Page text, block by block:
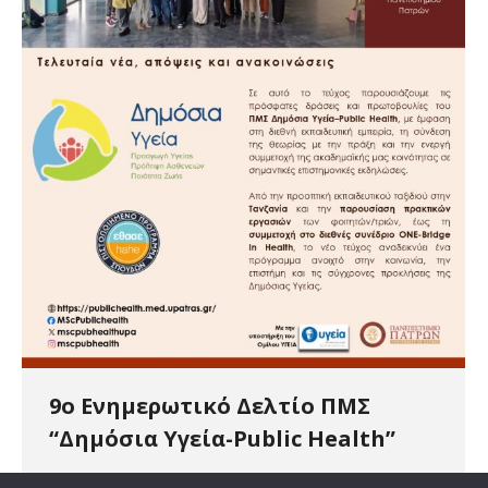
9o Ενημερωτικό Δελτίο ΠΜΣ
“Δημόσια Υγεία-Public Health”
Newsletter Bypublichealth